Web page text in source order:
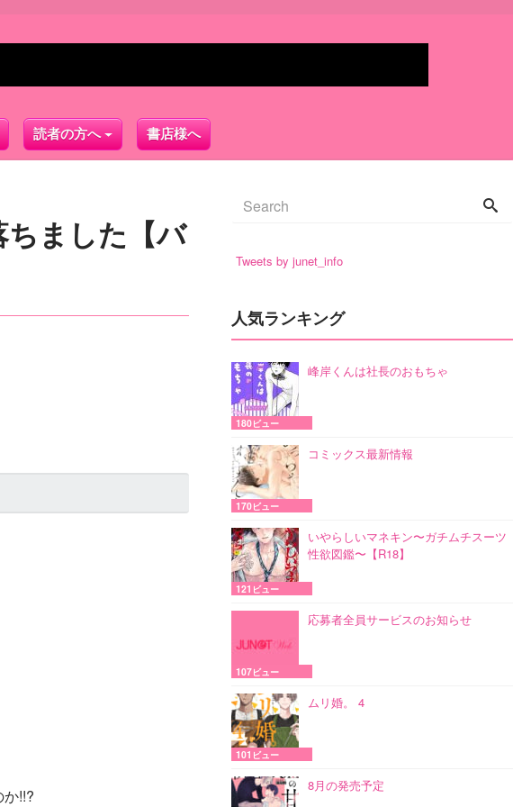
読者の方へ 書店様へ
ました【バ
!!?
Tweets by junet_info
人気ランキング
峰岸くんは社長のおもちゃ
180ビュー
コミックス最新情報
170ビュー
いやらしいマネキン〜ガチムチスーツ
性欲図鑑〜【R18】
121ビュー
応募者全員サービスのお知らせ
107ビュー
ムリ婚。 4
101ビュー
8月の発売予定